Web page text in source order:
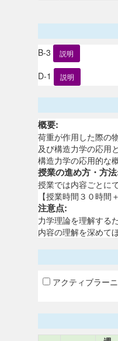
B-3 説明
D-1 説明
概要:
荷重が作用した際の
及び構造力学の応用
構造力学の応用的な
授業の進め方・方
授業では内容ごとに
【授業時間３０時間
注意点:
力学理論を理解する
内容の理解を深めて
アクティブラー